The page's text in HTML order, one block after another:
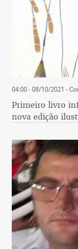
04:00 - 08/10/2021 -
Primeiro livro
nova edição